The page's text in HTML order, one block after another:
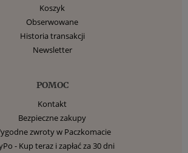
Koszyk
Obserwowane
Historia transakcji
Newsletter
POMOC
Kontakt
Bezpieczne zakupy
zwroty w Paczkomacie
- Kup teraz i zapłać za 30 dni